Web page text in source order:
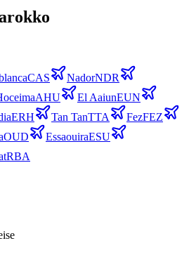
CAS NadorNDR
AHU El AaiunEUN
ERH Tan TanTTA FezFEZ
OUD EssaouiraESU
RBA